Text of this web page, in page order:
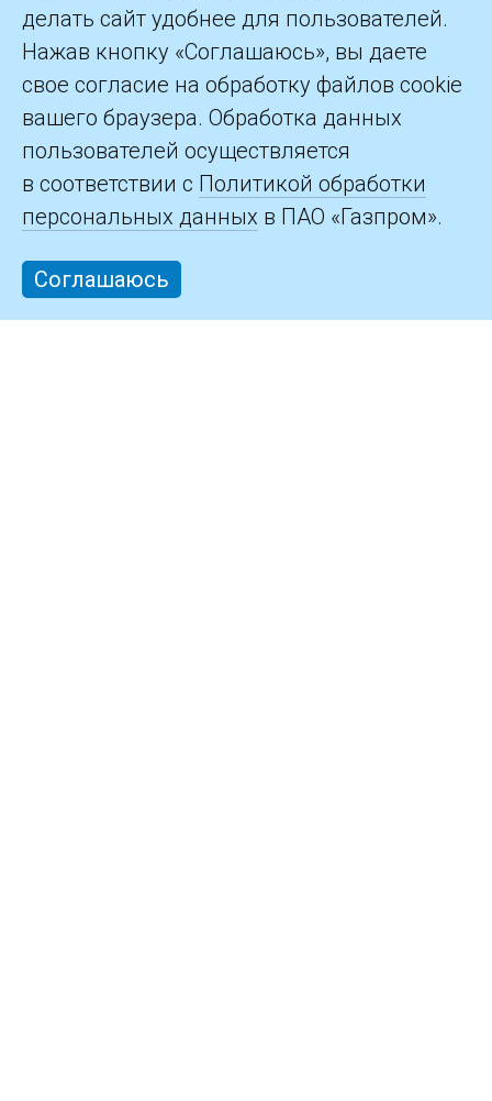
©2026 ПАО «Газпром»
Контакты
делать сайт удобнее для пользователей.
Нажав кнопку «Соглашаюсь», вы даете
свое согласие на обработку файлов cookie
вашего браузера. Обработка данных
пользователей осуществляется
в соответствии с Политикой обработки
персональных данных в ПАО «Газпром».
Соглашаюсь